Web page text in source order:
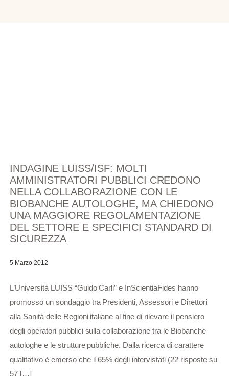
INDAGINE LUISS/ISF: MOLTI
AMMINISTRATORI PUBBLICI CREDONO
NELLA COLLABORAZIONE CON LE
BIOBANCHE AUTOLOGHE, MA CHIEDONO
UNA MAGGIORE REGOLAMENTAZIONE
DEL SETTORE E SPECIFICI STANDARD DI
SICUREZZA
5 Marzo 2012
L’Università LUISS “Guido Carli” e InScientiaFides hanno
promosso un sondaggio tra Presidenti, Assessori e Direttori
alla Sanità delle Regioni italiane al fine di rilevare il pensiero
degli operatori pubblici sulla collaborazione tra le Biobanche
autologhe e le strutture pubbliche. Dalla ricerca di carattere
qualitativo è emerso che il 65% degli intervistati (22 risposte su
57 […]